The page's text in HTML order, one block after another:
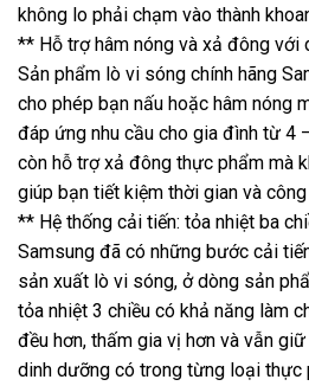
không lo phải chạm vào thành
** Hỗ trợ hâm nóng và xả đông với
Sản phẩm lò vi sóng chính hãng
cho phép bạn nấu hoặc hâm nóng
đáp ứng nhu cầu cho gia đình từ 4
còn hỗ trợ xả đông thực phẩm mà
giúp bạn tiết kiệm thời gian và
** Hệ thống cải tiến: tỏa nhiệt ba
Samsung đã có những bước cải
sản xuất lò vi sóng, ở dòng sản
tỏa nhiệt 3 chiều có khả năng làm
đều hơn, thấm gia vị hơn và vẫn
dinh dưỡng có trong từng loại thực